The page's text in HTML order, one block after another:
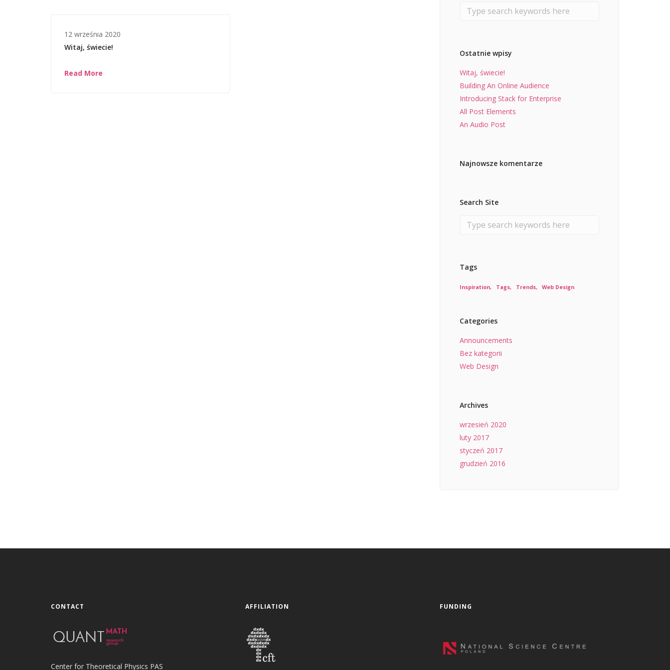
12 września 2020
Witaj, świecie!
Read More
Ostatnie wpisy
Witaj, świecie!
Building An Online Audience
Introducing Stack for Enterprise
All Post Elements
An Audio Post
Najnowsze komentarze
Search Site
Tags
Inspiration Tags Trends Web Design
Categories
Announcements
Bez kategorii
Web Design
Archives
wrzesień 2020
luty 2017
styczeń 2017
grudzień 2016
CONTACT
Center for Theoretical Physics PAS
AFFILIATION FUNDING